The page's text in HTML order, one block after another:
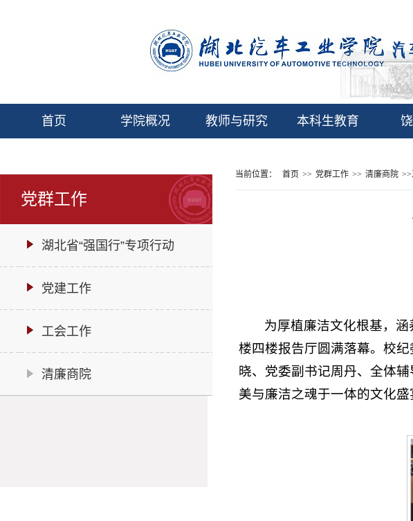
首页 学院概况 教师与研究 本科生教育
党群工作
湖北省“强国行”专项行动
党建工作
工会工作
清廉商院
当前位置： 首页 >> 党群工作 >> 清廉商院 >>
为厚植廉洁文化根基，
楼四楼报告厅圆满落幕。校
晓、党委副书记周丹、全体
美与廉洁之魂于一体的文化盛